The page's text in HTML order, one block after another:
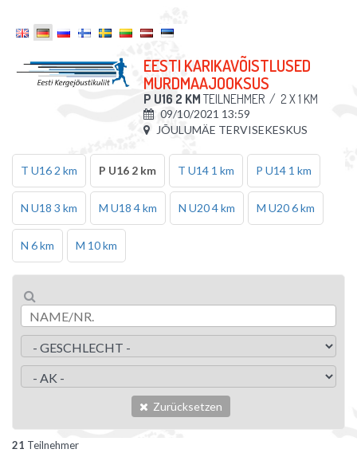
EESTI KARIKAVÕISTLUSED
MURDMAAJOOKSUS
P U16 2 KM TEILNEHMER / 2 X 1 KM
09/10/2021 13:59
JÕULUMÄE TERVISEKESKUS
T U16 2 km P U16 2 km T U14 1 km P U14 1 km
N U18 3 km M U18 4 km N U20 4 km M U20 6 km
N 6 km M 10 km
Zurücksetzen
21 Teilnehmer